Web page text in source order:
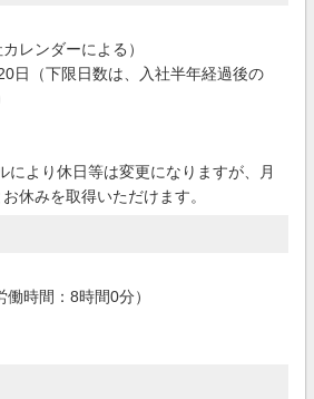
レンダーによる）
日（下限日数は、入社半年経過後の
により休日等は変更になりますが、月
休みを取得いただけます。
時間：8時間0分）